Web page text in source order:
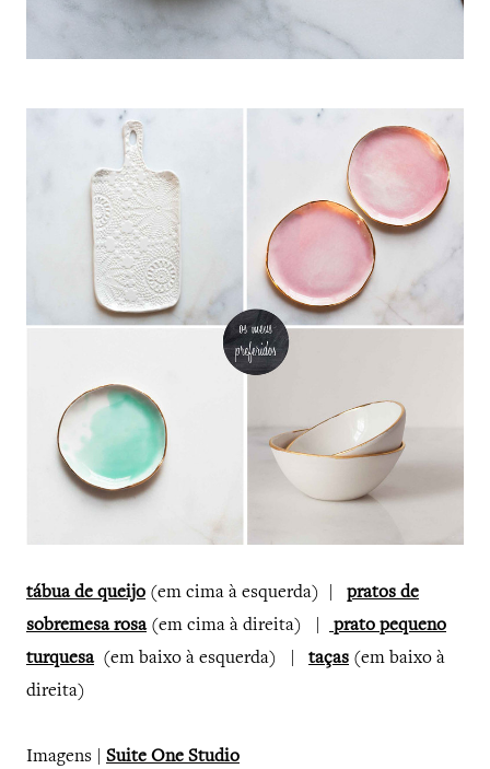
tábua de queijo (em cima à esquerda) | pratos de
sobremesa rosa(em cima à direita) |
prato pequeno
turquesa(em baixo à esquerda) | taças (em baixo à
direita)
Imagens | Suite One Studio